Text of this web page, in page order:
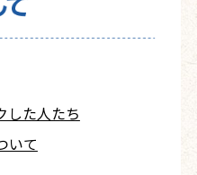
した人たち
いて